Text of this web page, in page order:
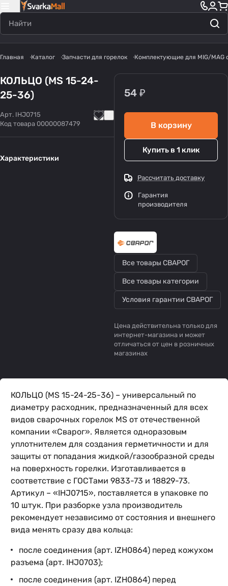
Главная Каталог Запчасти для горелок Комплектующие для MIG/MAG
КОЛЬЦО (MS 15-24-
25-36)
Арт. IHJ0715
Код товара 00000087479
Характеристики
54 ₽
В корзину
Купить в 1 клик
Рассчитать доставку
Гарантия
производителя
Все товары СВАРОГ
Все товары категории
Условия гарантии СВАРОГ
Цена действительна только для
интернет-магазина и может
отличаться от цен в розничных
магазинах
КОЛЬЦО (MS 15-24-25-36) – универсальный по
диаметру расходник, предназначенный для всех
видов сварочных горелок MS от отечественной
компании «Сварог». Является одноразовым
уплотнителем для создания герметичности и для
защиты от попадания жидкой/газообразной среды
на поверхность горелки. Изготавливается в
соответствие с ГОСТами 9833-73 и 18829-73.
Артикул – «IHJ0715», поставляется в упаковке по
10 штук. При разборке узла производитель
рекомендует независимо от состояния и внешнего
вида менять сразу два кольца:
после соединения (арт. IZH0864) перед кожухом
разъема (арт. IHJ0703);
после соединения (арт. IZH0864) перед